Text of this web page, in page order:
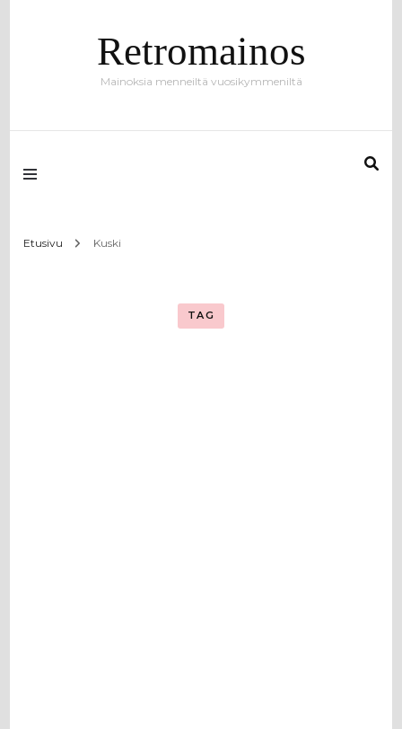
Retromainos
Mainoksia menneiltä vuosikymmeniltä
Etusivu Kuski
TAG